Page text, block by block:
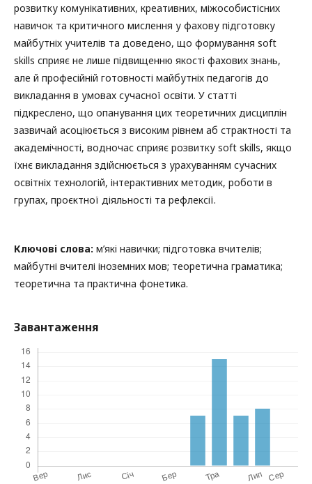
розвитку комунікативних, креативних, міжособистісних
навичок та критичного мислення у фахову підготовку
майбутніх учителів та доведено, що формування soft
skills сприяє не лише підвищенню якості фахових знань,
але й професійній готовності майбутніх педагогів до
викладання в умовах сучасної освіти. У статті
підкреслено, що опанування цих теоретичних дисциплін
зазвичай асоціюється з високим рівнем аб страктності та
академічності, водночас сприяє розвитку soft skills, якщо
їхнє викладання здійснюється з урахуванням сучасних
освітніх технологій, інтерактивних методик, роботи в
групах, проєктної діяльності та рефлексії.
Ключові слова: м’які навички; підготовка вчителів;
майбутні вчителі іноземних мов; теоретична граматика;
теоретична та практична фонетика.
Завантаження